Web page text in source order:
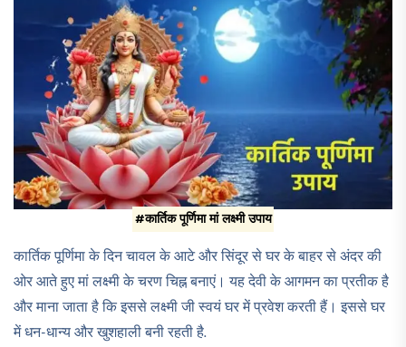
#कार्तिक पूर्णिमा मां लक्ष्मी उपाय
कार्तिक पूर्णिमा के दिन चावल के आटे और सिंदूर से घर के बाहर से अंदर की
ओर आते हुए मां लक्ष्मी के चरण चिह्न बनाएं। यह देवी के आगमन का प्रतीक है
और माना जाता है कि इससे लक्ष्मी जी स्वयं घर में प्रवेश करती हैं। इससे घर
में धन-धान्य और खुशहाली बनी रहती है.​